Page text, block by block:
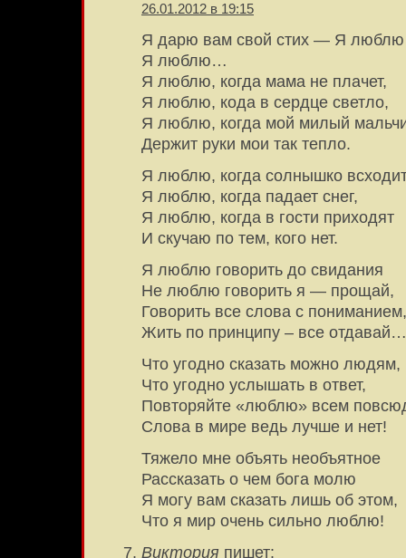
26.01.2012 в 19:15
Я дарю вам свой стих — Я
Я люблю…
Я люблю, когда мама не плачет,
Я люблю, кода в сердце светло,
Я люблю, когда мой милый
Держит руки мои так тепло.
Я люблю, когда солнышко
Я люблю, когда падает снег,
Я люблю, когда в гости приходят
И скучаю по тем, кого нет.
Я люблю говорить до свидания
Не люблю говорить я — прощай,
Говорить все слова с пониманием,
Жить по принципу – все отдавай…
Что угодно сказать можно людям,
Что угодно услышать в ответ,
Повторяйте «люблю» всем
Слова в мире ведь лучше и нет!
Тяжело мне объять необъятное
Рассказать о чем бога молю
Я могу вам сказать лишь об этом,
Что я мир очень сильно люблю!
Виктория пишет: